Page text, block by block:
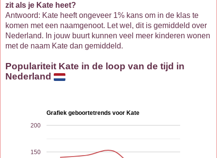
zit als je Kate heet?
Antwoord: Kate heeft ongeveer 1% kans om in de klas te
komen met een naamgenoot. Let wel, dit is gemiddeld over
Nederland. In jouw buurt kunnen veel meer kinderen wonen
met de naam Kate dan gemiddeld.
Populariteit Kate in de loop van de tijd in
Nederland
Grafiek geboortetrends voor Kate
150
200